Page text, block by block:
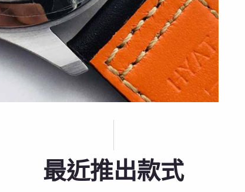
最近推出款式